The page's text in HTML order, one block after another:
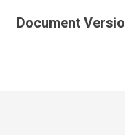
Document